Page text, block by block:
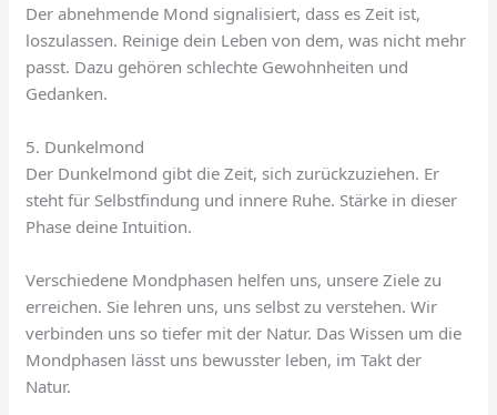
Der abnehmende Mond signalisiert, dass es Zeit ist,
loszulassen. Reinige dein Leben von dem, was nicht mehr
passt. Dazu gehören schlechte Gewohnheiten und
Gedanken.
5. Dunkelmond
Der Dunkelmond gibt die Zeit, sich zurückzuziehen. Er
steht für Selbstfindung und innere Ruhe. Stärke in dieser
Phase deine Intuition.
Verschiedene Mondphasen helfen uns, unsere Ziele zu
erreichen. Sie lehren uns, uns selbst zu verstehen. Wir
verbinden uns so tiefer mit der Natur. Das Wissen um die
Mondphasen lässt uns bewusster leben, im Takt der
Natur.